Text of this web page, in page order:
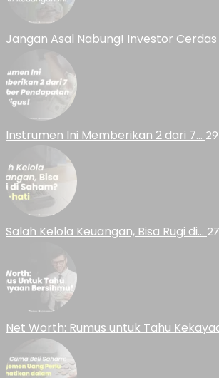
Jangan Asal Nabung! Investor
Instrumen Ini Memberikan 2 dari 7…
Salah Kelola Keuangan, Bisa Rugi di…
Net Worth: Rumus untuk Tahu